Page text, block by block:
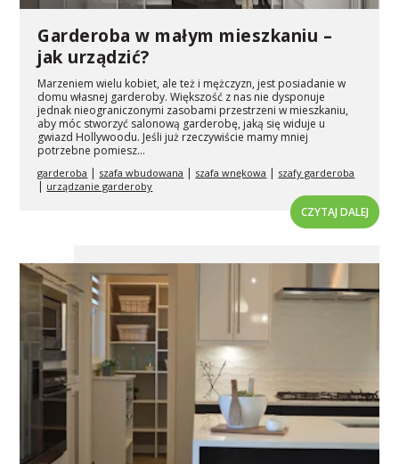
Garderoba w małym mieszkaniu –
jak urządzić?
Marzeniem wielu kobiet, ale też i mężczyzn, jest posiadanie w
domu własnej garderoby. Większość z nas nie dysponuje
jednak nieograniczonymi zasobami przestrzeni w mieszkaniu,
aby móc stworzyć salonową garderobę, jaką się widuje u
gwiazd Hollywoodu. Jeśli już rzeczywiście mamy mniej
potrzebne pomiesz...
garderoba | szafa wbudowana | szafa wnękowa | szafy garderoba
| urządzanie garderoby
CZYTAJ DALEJ